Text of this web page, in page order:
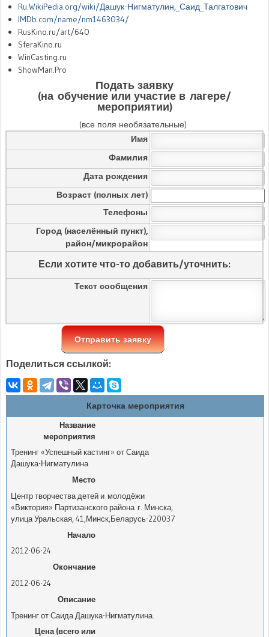
Ru.WikiPedia.org/wiki/Дашук-Нигматулин,_Саид_Талгатович
IMDb.com/name/nm1463034/
RusKino.ru/art/640
SferaKino.ru
WinCasting.ru
ShowMan.Pro
Подать заявку
(на обучение или участие в лагере/
мероприятии)
(все поля необязательные)
Имя
Фамилия
Дата рождения
Возраст (полных лет)
Телефоны
Город (населённый пункт),
район/микрорайон
Если хотите что-то добавить/уточнить:
Текст сообщения
Поделиться ссылкой:
Карточка мероприятия
Название
мероприятия
Тренинг «Успешный кастинг» от Саида
Дашука-Нигматулина
Место
Центр творчества детей и молодёжи
«Виктория» Партизанского района г. Минска,
улица Уральская, 41 ,Минск,Беларусь-220037
Начало
2012-06-24
Окончание
2012-06-24
Описание
Тренинг от Саида Дашука-Нигматулина.
Цена (всего или